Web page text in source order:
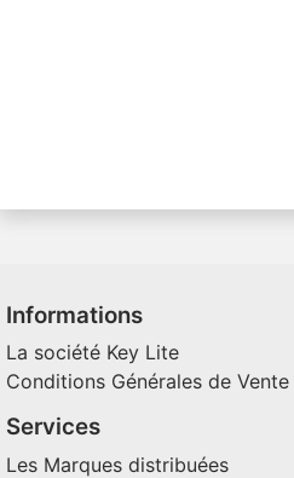
Informations
La société Key Lite
Conditions Générales de Vente
Services
Les Marques distribuées